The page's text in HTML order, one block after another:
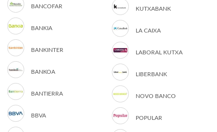
BANCOFAR
BANKIA
BANKINTER
BANKOA
BANTIERRA
BBVA
KUTXABANK
LA CAIXA
LABORAL KUTXA
LIBERBANK
NOVO BANCO
POPULAR